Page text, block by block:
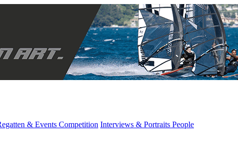
& Events Competition Interviews & Portraits People